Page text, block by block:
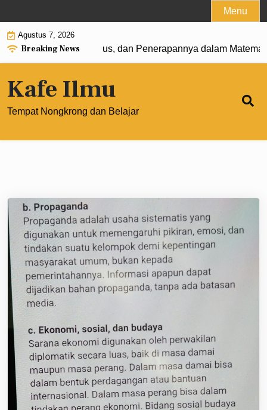
to
content
Menu
Agustus 7, 2026
Breaking News
Pengertian, Rumus, dan Penerapannya dalam Matematika
Kafe Ilmu
Tempat Nongkrong dan Belajar